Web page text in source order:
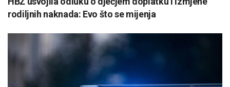
rodiljnih naknada: Evo što se mijenja